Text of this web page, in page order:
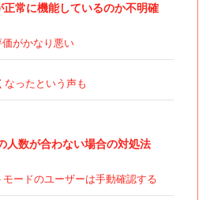
常に機能しているのか不明確
価がかなり悪い
なったという声も
人数が合わない場合の対処法
モードのユーザーは手動確認する